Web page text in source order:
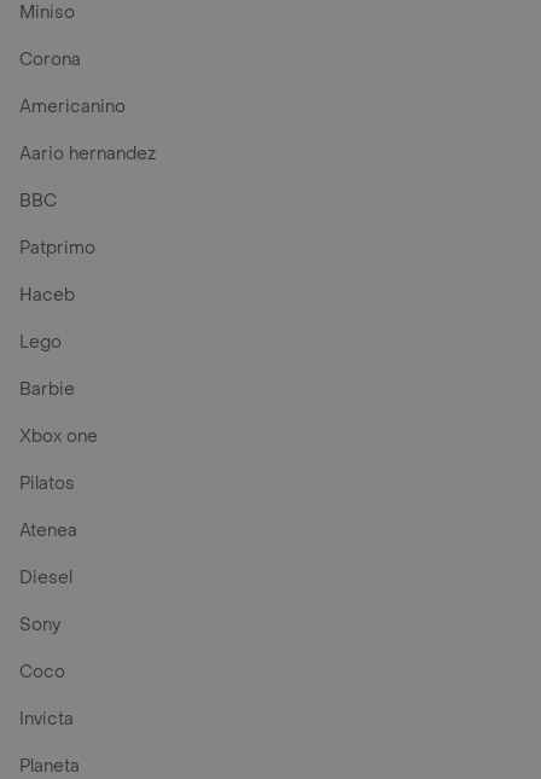
Miniso
Corona
Americanino
Aario hernandez
BBC
Patprimo
Haceb
Lego
Barbie
Xbox one
Pilatos
Atenea
Diesel
Sony
Coco
Invicta
Planeta